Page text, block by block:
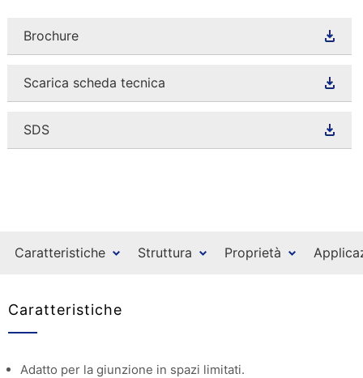
Brochure
Scarica scheda tecnica
SDS
Caratteristiche Struttura Proprietà
Caratteristiche
Adatto per la giunzione in spazi limitati.